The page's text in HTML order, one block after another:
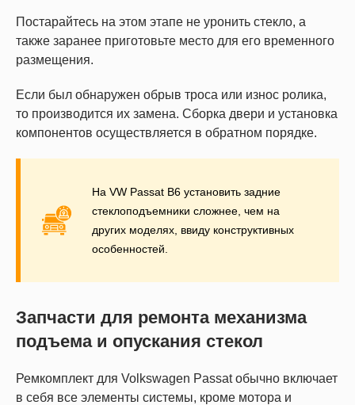
Постарайтесь на этом этапе не уронить стекло, а
также заранее приготовьте место для его временного
размещения.
Если был обнаружен обрыв троса или износ ролика,
то производится их замена. Сборка двери и установка
компонентов осуществляется в обратном порядке.
На VW Passat B6 установить задние
стеклоподъемники сложнее, чем на
других моделях, ввиду конструктивных
особенностей.
Запчасти для ремонта механизма
подъема и опускания стекол
Ремкомплект для Volkswagen Passat обычно включает
в себя все элементы системы, кроме мотора и